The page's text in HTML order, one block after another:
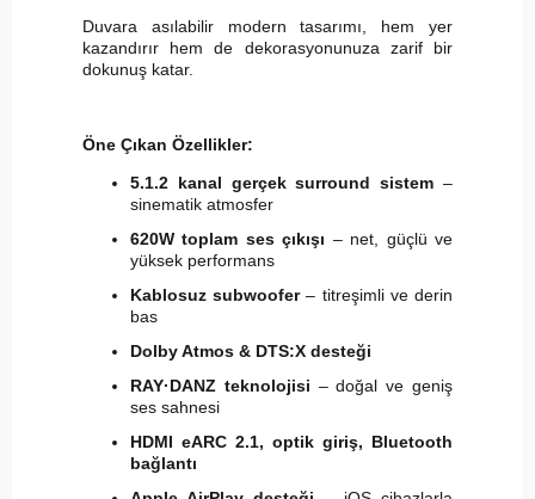
Duvara asılabilir modern tasarımı, hem yer
kazandırır hem de dekorasyonunuza zarif bir
dokunuş katar.
Öne Çıkan Özellikler:
5.1.2 kanal gerçek surround sistem –
sinematik atmosfer
620W toplam ses çıkışı – net, güçlü ve
yüksek performans
Kablosuz subwoofer– titreşimli ve derin
bas
Dolby Atmos & DTS:X desteği
RAY·DANZ teknolojisi – doğal ve geniş
ses sahnesi
HDMI eARC 2.1, optik giriş, Bluetooth
bağlantı